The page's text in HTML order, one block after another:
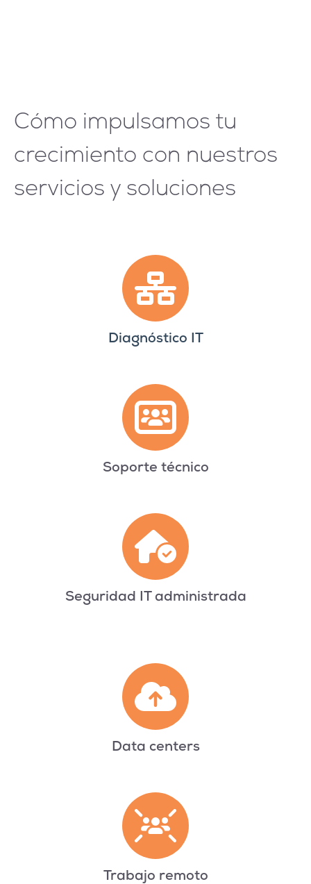
Cómo impulsamos tu
crecimiento con nuestros
servicios y soluciones
Diagnóstico IT
Soporte técnico
Seguridad IT administrada
Data centers
Trabajo remoto